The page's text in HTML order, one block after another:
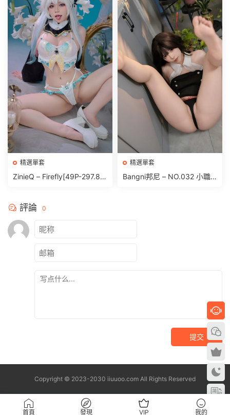
精選單套
ZinieQ – Firefly[49P-297.8
精選單套
Bangni邦尼 – NO.032 小職
評論 0
提交
Copyright © 2023-2030 iiuuoo.com All Rights Reserved
首頁 發現 VIP 我的